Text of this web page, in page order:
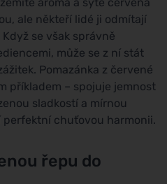
ale někteří lidé ji odmítají
Když se však správně
může se z ní stát
Pomazánka z červené
příkladem – spojuje jemnost
sladkostí a mírnou
chuťovou harmonii.
řepu do